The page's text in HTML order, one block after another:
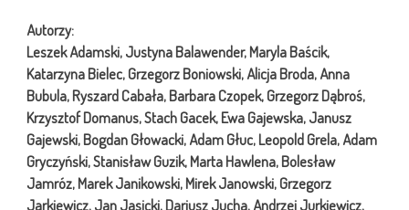
Autorzy:
Leszek Adamski, Justyna Balawender, Maryla Baścik,
Katarzyna Bielec, Grzegorz Boniowski, Alicja Broda, Anna
Bubula, Ryszard Cabała, Barbara Czopek, Grzegorz Dąbroś,
Krzysztof Domanus, Stach Gacek, Ewa Gajewska, Janusz
Gajewski, Bogdan Głowacki, Adam Głuc, Leopold Grela, Adam
Gryczyński, Stanisław Guzik, Marta Hawlena, Bolesław
Jamróz, Marek Janikowski, Mirek Janowski, Grzegorz
Jarkiewicz, Jan Jasicki, Dariusz Jucha, Andrzej Jurkiewicz,